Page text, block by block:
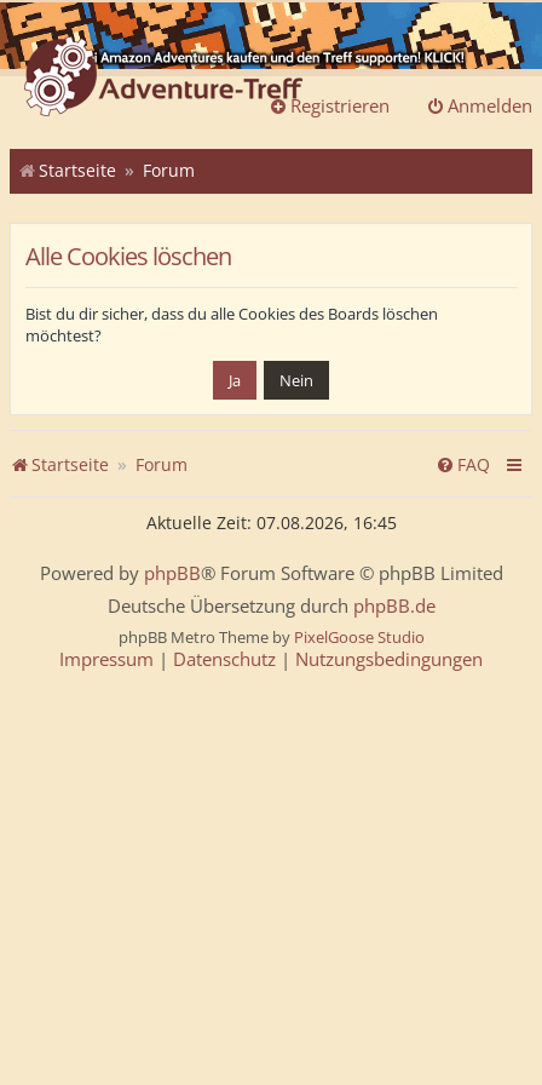
Anmelden
Registrieren
Startseite Forum
Alle Cookies löschen
Bist du dir sicher, dass du alle Cookies des Boards löschen
möchtest?
Startseite Forum FAQ
Aktuelle Zeit: 07.08.2026, 16:45
Powered by phpBB® Forum Software © phpBB Limited
Deutsche Übersetzung durch phpBB.de
phpBB Metro Theme by PixelGoose Studio
Impressum | Datenschutz | Nutzungsbedingungen